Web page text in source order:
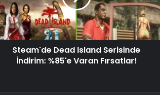
Steam'de Dead Island Serisinde
İndirim: %85'e Varan Fırsatlar!